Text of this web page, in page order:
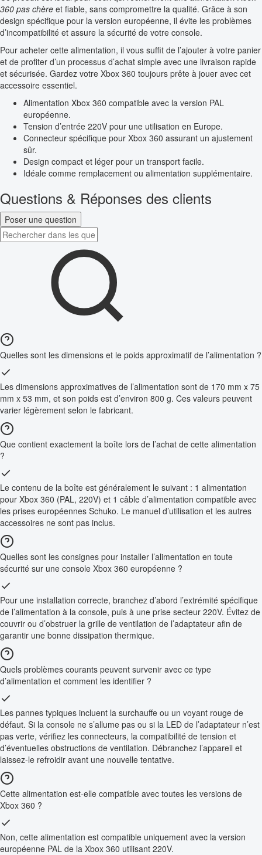
360 pas chère et fiable, sans compromettre la qualité. Grâce à son
design spécifique pour la version européenne, il évite les problèmes
d’incompatibilité et assure la sécurité de votre console.
Pour acheter cette alimentation, il vous suffit de l’ajouter à votre panier
et de profiter d’un processus d’achat simple avec une livraison rapide
et sécurisée. Gardez votre Xbox 360 toujours prête à jouer avec cet
accessoire essentiel.
Alimentation Xbox 360 compatible avec la version PAL
européenne.
Tension d’entrée 220V pour une utilisation en Europe.
Connecteur spécifique pour Xbox 360 assurant un ajustement
sûr.
Design compact et léger pour un transport facile.
Idéale comme remplacement ou alimentation supplémentaire.
Questions & Réponses des clients
Poser une question
Quelles sont les dimensions et le poids approximatif de l’alimentation ?
Les dimensions approximatives de l’alimentation sont de 170 mm x 75
mm x 53 mm, et son poids est d’environ 800 g. Ces valeurs peuvent
varier légèrement selon le fabricant.
Que contient exactement la boîte lors de l’achat de cette alimentation
?
Le contenu de la boîte est généralement le suivant : 1 alimentation
pour Xbox 360 (PAL, 220V) et 1 câble d’alimentation compatible avec
les prises européennes Schuko. Le manuel d’utilisation et les autres
accessoires ne sont pas inclus.
Quelles sont les consignes pour installer l’alimentation en toute
sécurité sur une console Xbox 360 européenne ?
Pour une installation correcte, branchez d’abord l’extrémité spécifique
de l’alimentation à la console, puis à une prise secteur 220V. Évitez de
couvrir ou d’obstruer la grille de ventilation de l’adaptateur afin de
garantir une bonne dissipation thermique.
Quels problèmes courants peuvent survenir avec ce type
d’alimentation et comment les identifier ?
Les pannes typiques incluent la surchauffe ou un voyant rouge de
défaut. Si la console ne s’allume pas ou si la LED de l’adaptateur n’est
pas verte, vérifiez les connecteurs, la compatibilité de tension et
d’éventuelles obstructions de ventilation. Débranchez l’appareil et
laissez-le refroidir avant une nouvelle tentative.
Cette alimentation est-elle compatible avec toutes les versions de
Xbox 360 ?
Non, cette alimentation est compatible uniquement avec la version
européenne PAL de la Xbox 360 utilisant 220V.